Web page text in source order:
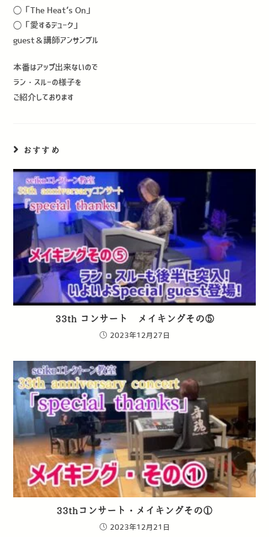
◯「The Heat’s On」
◯「愛するデューク」
guest＆講師アンサンブル
本番はアップ出来ないので
ラン・スルーの様子を
ご紹介しております
おすすめ
33th コンサート メイキングその⑤
2023年12月27日
33thコンサート・メイキングその①
2023年12月21日